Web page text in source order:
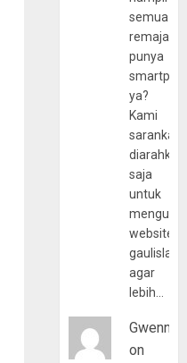
semua
remaja
punya
ya?
Kami
sarankan,
diarahkan
saja
untuk
website
agar
lebih…
Gwenny
on